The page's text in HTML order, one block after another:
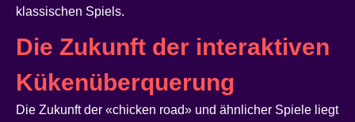
klassischen Spiels.
Die Zukunft der interaktiven
Kükenüberquerung
Die Zukunft der «chicken road» und ähnlicher Spiele liegt